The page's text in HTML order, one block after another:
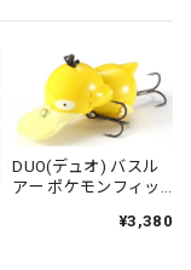
DUO(デュオ) バスル
アー ポケモンフィッ
¥3,380